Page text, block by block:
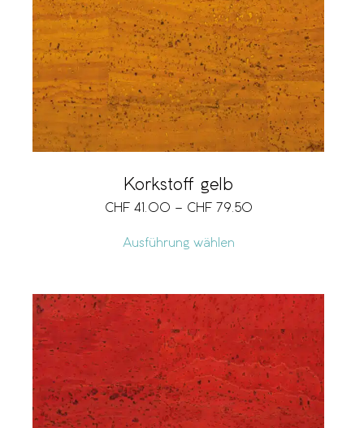
Korkstoff gelb
CHF 41.00 – CHF 79.50
Ausführung wählen